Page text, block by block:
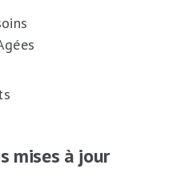
mises à jour